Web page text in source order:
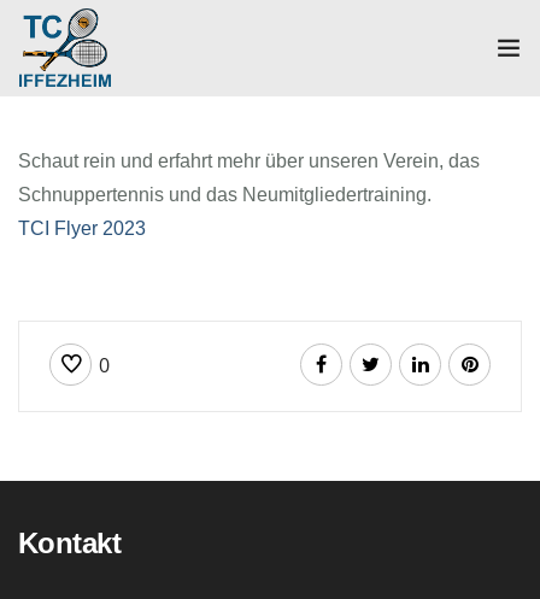
Mannschaften
Verein
Events
Mitglied werden!
Platzbuchung
Schaut rein und erfahrt mehr über unseren Verein, das
Schnuppertennis und das Neumitgliedertraining.
TCI Flyer 2023
0
Kontakt